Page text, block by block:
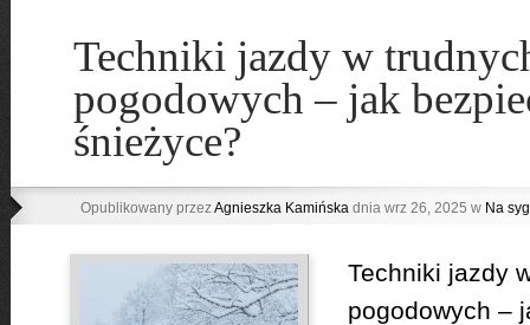
Techniki jazdy w
pogodowych – jak
śnieżyce?
Opublikowany przezAgnieszka Kamińskadnia wrz 26, 2025 w Na
Techniki jazdy
pogodowych –